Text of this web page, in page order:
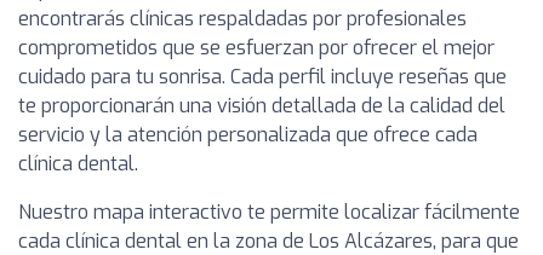
encontrarás clínicas respaldadas por profesionales
comprometidos que se esfuerzan por ofrecer el mejor
cuidado para tu sonrisa. Cada perfil incluye reseñas que
te proporcionarán una visión detallada de la calidad del
servicio y la atención personalizada que ofrece cada
clínica dental.
Nuestro mapa interactivo te permite localizar fácilmente
cada clínica dental en la zona de Los Alcázares, para que